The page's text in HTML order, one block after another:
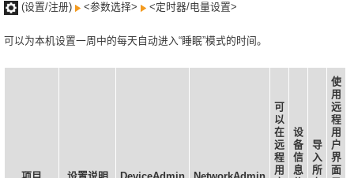
(设置/注册) <参数选择> <定时器/电量设置>
可以为本机设置一周中的每天自动进入“睡眠”模式的时间。
可
以
在
远
程
用
设
备
信
息
导
入
所
使
用
远
程
用
户
界
面